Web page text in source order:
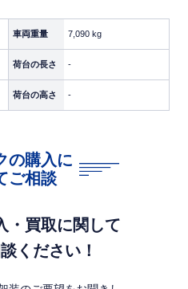
後納車／トラクタヘッド
力
く対応可能
MTの組み合わせで、長距離幹
ドライバー快適性も確保して
車両重量 7,090 kg
荷台の長さ -
荷台の高さ -
の購入に
ご相談
・買取に関して
ください！